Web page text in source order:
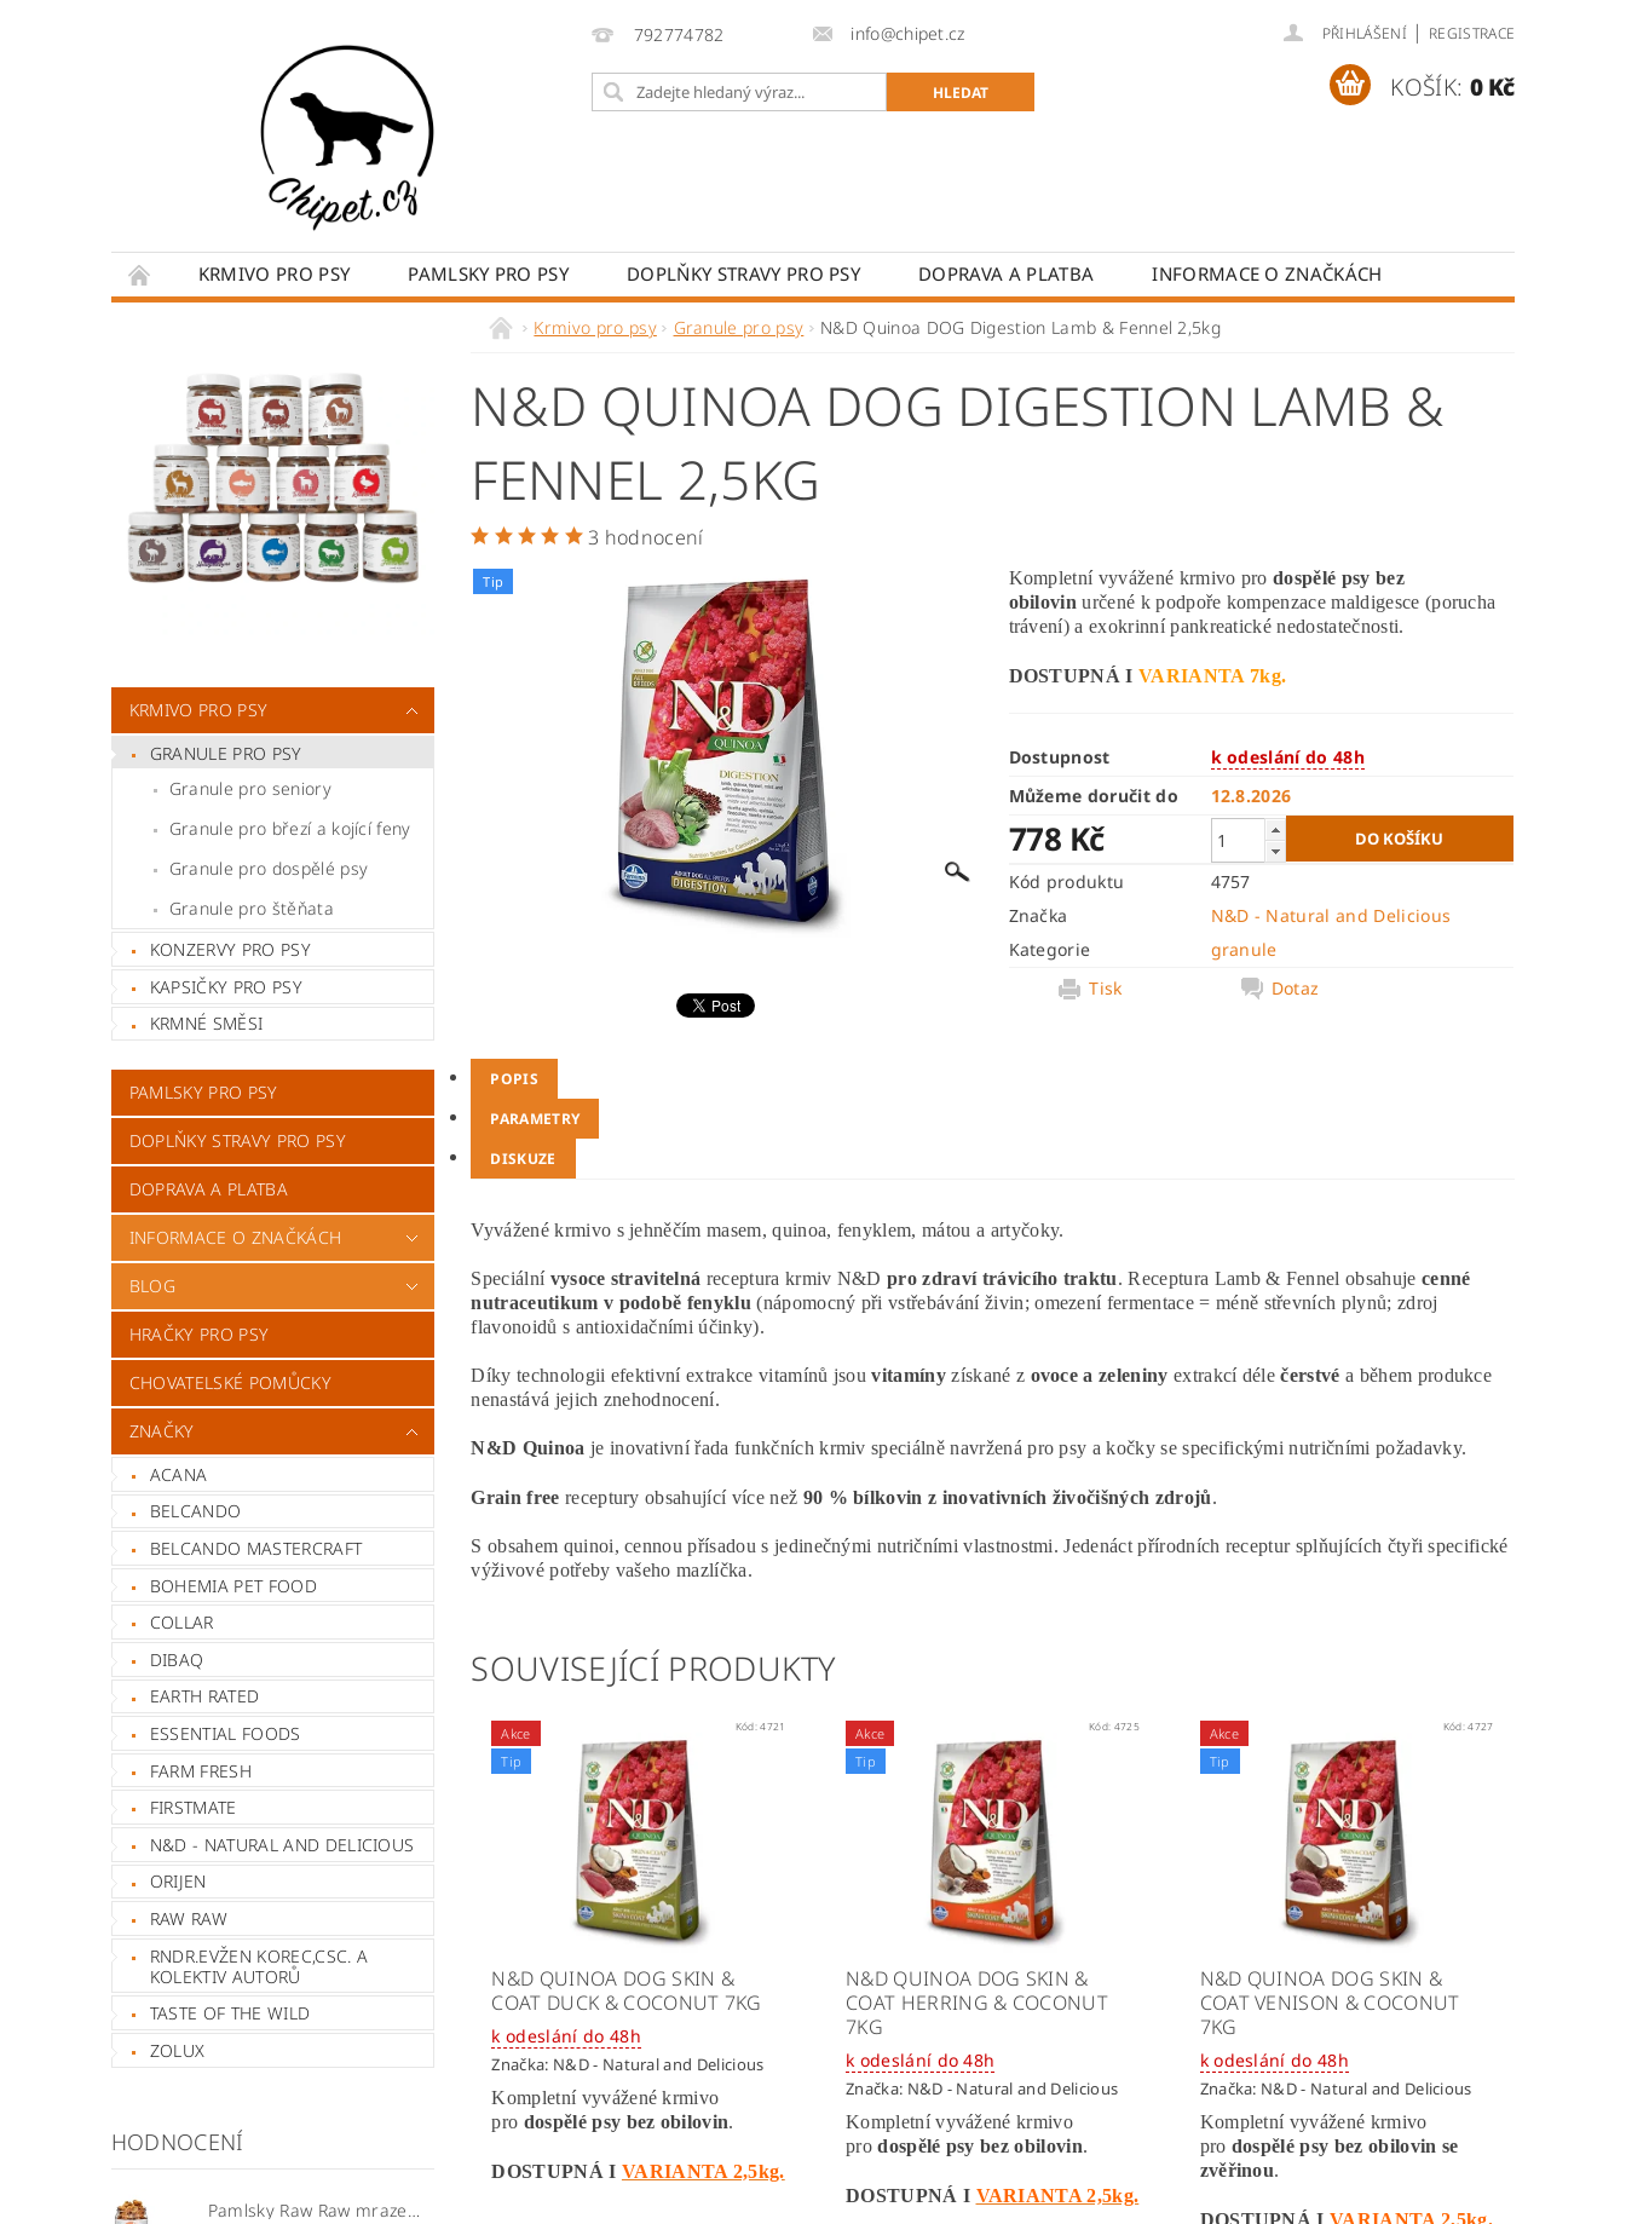
792774782 info@chipet.cz PŘIHLÁŠENÍ | REGISTRACE
KOŠÍK: 0 Kč
KRMIVO PRO PSY PAMLSKY PRO PSY DOPLŇKY STRAVY PRO PSY DOPRAVA A PLATBA
INFORMACE O ZNAČKÁCH
CHOVATELSKÉ POMŮCKY HODNOCENÍ OBCHODU
PRODÁVANÉ ZNAČKY
KRMIVO PRO PSY
GRANULE PRO PSY
Granule pro seniory
Granule pro březí a kojící feny
Granule pro dospělé psy
Granule pro štěňata
KONZERVY PRO PSY
KAPSIČKY PRO PSY
KRMNÉ SMĚSI
PAMLSKY PRO PSY
DOPLŇKY STRAVY PRO PSY
DOPRAVA A PLATBA
INFORMACE O ZNAČKÁCH
BLOG
HRAČKY PRO PSY
CHOVATELSKÉ POMŮCKY
ZNAČKY
ACANA
BELCANDO
BELCANDO MASTERCRAFT
BOHEMIA PET FOOD
COLLAR
DIBAQ
EARTH RATED
ESSENTIAL FOODS
FARM FRESH
FIRSTMATE
N&D - NATURAL AND DELICIOUS
ORIJEN
RAW RAW
RNDR.EVŽEN KOREC,CSC. A
KOLEKTIV AUTORŮ
TASTE OF THE WILD
ZOLUX
HODNOCENÍ
Pamlsky Raw Raw mrazem sušené maso z Lososa 110g
Krmivo pro psy Granule pro psy N&D Quinoa DOG Digestion Lamb & Fennel 2,5kg
N&D QUINOA DOG DIGESTION LAMB &
FENNEL 2,5KG
3 hodnocení
Tip Kompletní vyvážené krmivo prodospělé psy bez
obilovinurčené k podpoře kompenzace maldigesce (porucha
trávení) a exokrinní pankreatické nedostatečnosti.
DOSTUPNÁ IVARIANTA 7kg.
Dostupnost
k odeslání do 48h
Můžeme doručit do
12.8.2026
778 Kč
Kód produktu
4757
Značka
N&D - Natural and Delicious
Kategorie
granule
Tisk
Dotaz
POPIS
PARAMETRY
DISKUZE
Vyvážené krmivo s jehněčím masem, quinoa, fenyklem, mátou a artyčoky.
Speciální vysoce stravitelná receptura krmiv N&Dpro zdraví trávicího traktu. Receptura Lamb & Fennel obsahuje cenné
nutraceutikum v podobě fenyklu (nápomocný při vstřebávání živin; omezení fermentace = méně střevních plynů; zdroj
flavonoidů s antioxidačními účinky).
Díky technologii efektivní extrakce vitamínů jsouvitamínyzískané z ovoce a zeleniny extrakcí délečerstvé a během produkce
nenastává jejich znehodnocení.
N&D Quinoa je inovativní řada funkčních krmiv speciálně navržená pro psy a kočky se specifickými nutričními požadavky.
Grain free receptury obsahující více než 90 % bílkovin z inovativních živočišných zdrojů.
S obsahem quinoi, cennou přísadou s jedinečnými nutričními vlastnostmi. Jedenáct přírodních receptur splňujících čtyři specifické
výživové potřeby vašeho mazlíčka.
SOUVISEJÍCÍ PRODUKTY
Akce
Tip
Kód:4721
N&D QUINOA DOG SKIN &
COAT DUCK & COCONUT 7KG
k odeslání do 48h
Značka: N&D - Natural and Delicious
Kompletní vyvážené krmivo
pro dospělé psy bez obilovin.
DOSTUPNÁ I VARIANTA 2,5kg.
Akce
Tip
Kód: 4725
N&D QUINOA DOG SKIN &
COAT HERRING & COCONUT
7KG
k odeslání do 48h
Značka: N&D - Natural and Delicious
Kompletní vyvážené krmivo
prodospělé psy bez obilovin.
DOSTUPNÁ I VARIANTA 2,5kg.
Akce
Tip
Kód:4727
N&D QUINOA DOG SKIN &
COAT VENISON & COCONUT
7KG
k odeslání do 48h
Značka: N&D - Natural and Delicious
Kompletní vyvážené krmivo
pro dospělé psy bez obilovin se
zvěřinou.